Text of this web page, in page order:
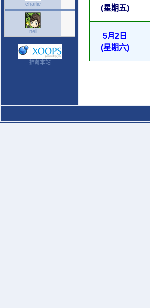
charlie
neil
推薦本站
(星期五)
5月2日
(星期六)